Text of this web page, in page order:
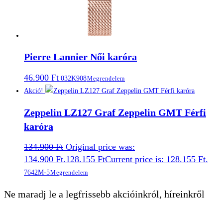
Pierre Lannier Női karóra
46.900 Ft 032K908Megrendelem
Akció!
Zeppelin LZ127 Graf Zeppelin GMT Férfi
karóra
134.900Ft Original price was:
134.900 Ft.128.155 FtCurrent price is: 128.155 Ft.
7642M-5Megrendelem
Ne maradj le a legfrissebb akcióinkról, híreinkről